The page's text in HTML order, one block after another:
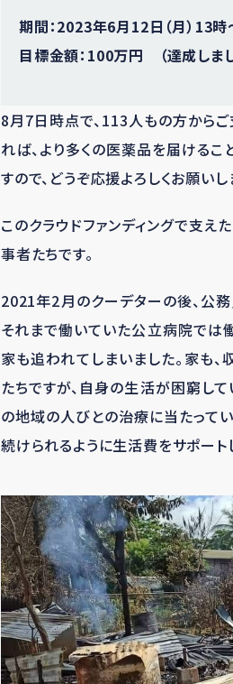
期間：2023年6月12日（月）13
目標金額：100万円
（達成し
8月7日時点で、113人もの方から
れば、より多くの医薬品を届ける
すので、どうぞ応援よろしくお願いし
このクラウドファンディングで支
事者たちです。
2021年2月のクーデターの後、公
それまで働いていた公立病院では
家も追われてしまいました。家も
たちですが、自身の生活が困窮し
の地域の人びとの治療に当たって
続けられるように生活費をサポート